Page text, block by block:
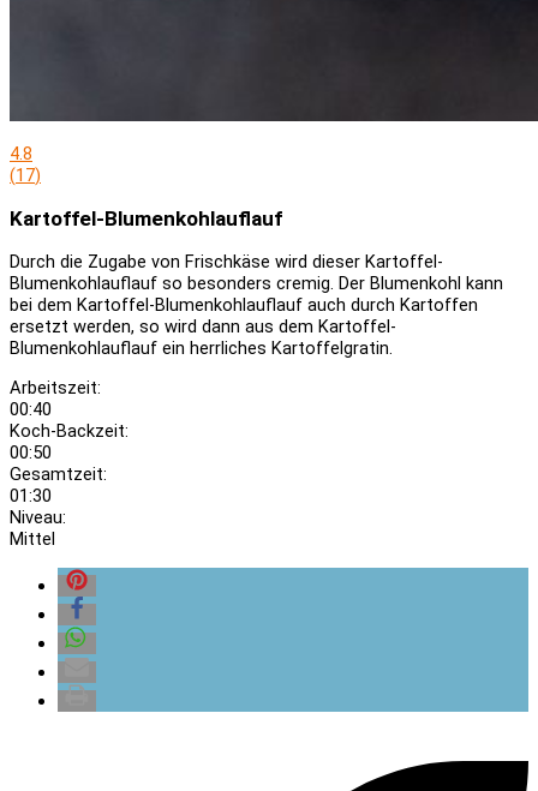
4.8
(17)
Kartoffel-Blumenkohlauflauf
Durch die Zugabe von Frischkäse wird dieser Kartoffel-
Blumenkohlauflauf so besonders cremig. Der Blumenkohl kann
bei dem Kartoffel-Blumenkohlauflauf auch durch Kartoffen
ersetzt werden, so wird dann aus dem Kartoffel-
Blumenkohlauflauf ein herrliches Kartoffelgratin.
Arbeitszeit:
00:40
Koch-Backzeit:
00:50
Gesamtzeit:
01:30
Niveau:
Mittel